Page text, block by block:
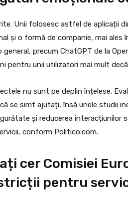
Unii folosesc astfel de aplicații
și o formă de companie, mai ales
precum ChatGPT de la
pentru unii utilizatori mai mult
nu sunt pe deplin înțelese.
se simt ajutați, însă unele studii
și reducerea interacțiunilor
conform Politico.com.
cer Comisiei
pentru